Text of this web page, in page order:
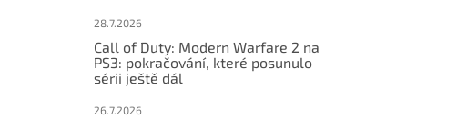
28.7.2026
Call of Duty: Modern Warfare 2 na
PS3: pokračování, které posunulo
sérii ještě dál
26.7.2026